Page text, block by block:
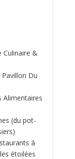
Culinaire &
Du
Alimentaires
(du pot-
à
étoilées